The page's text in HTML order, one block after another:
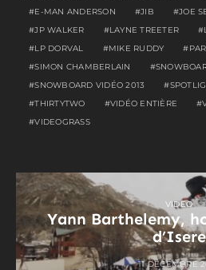
E-MAN ANDERSON
JIB JOE
JP WALKER
LAYNE TREETER
LP DORVAL
MIKE RUDDY
SIMON CHAMBERLAIN
SNOWBOARD VIDÉO 2013
THIRTYTWO
VIDÉO ENTIÈRE
VIDEOGRASS
VIDEO
Yann Barthelemy,
d’Isere
11 DÉCEMBRE